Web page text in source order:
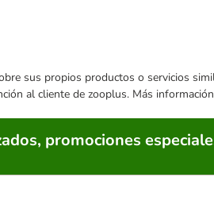
sus propios productos o servicios
al cliente de zooplus. Más
promociones